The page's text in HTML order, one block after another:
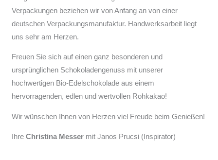
Verpackungen beziehen wir von Anfang an von einer
deutschen Verpackungsmanufaktur. Handwerksarbeit liegt
uns sehr am Herzen.
Freuen Sie sich auf einen ganz besonderen und
ursprünglichen Schokoladengenuss mit unserer
hochwertigen Bio-Edelschokolade aus einem
hervorragenden, edlen und wertvollen Rohkakao!
Wir wünschen Ihnen von Herzen viel Freude beim Genießen!
Ihre Christina Messer mit Janos Prucsi (Inspirator)